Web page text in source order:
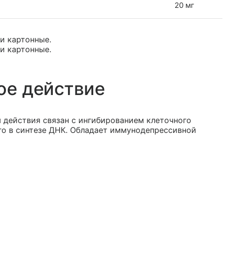
20 мг
картонные.
картонные.
действие
связан с ингибированием клеточного
в синтезе ДНК. Обладает иммунодепрессивной